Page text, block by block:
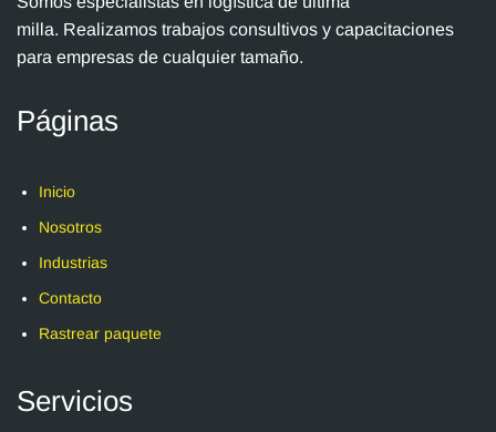
milla. Realizamos trabajos consultivos y capacitaciones
para empresas de cualquier tamaño.
Páginas
Inicio
Nosotros
Industrias
Contacto
Rastrear paquete
Servicios